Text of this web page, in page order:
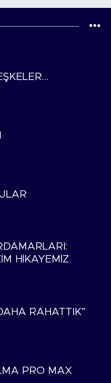
HİKAYEMİZ
RAHATTIK”
PRO MAX